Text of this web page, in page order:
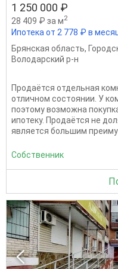
1 250 000 ₽
28 409 ₽ за м2
Ипотека от 2 778 ₽ в
Брянская область,
Володарский р-н
Продаётся отдельная
отличном состоянии. У
поэтому возможна
ипотеку. Продаётся не
является большим
Собственник